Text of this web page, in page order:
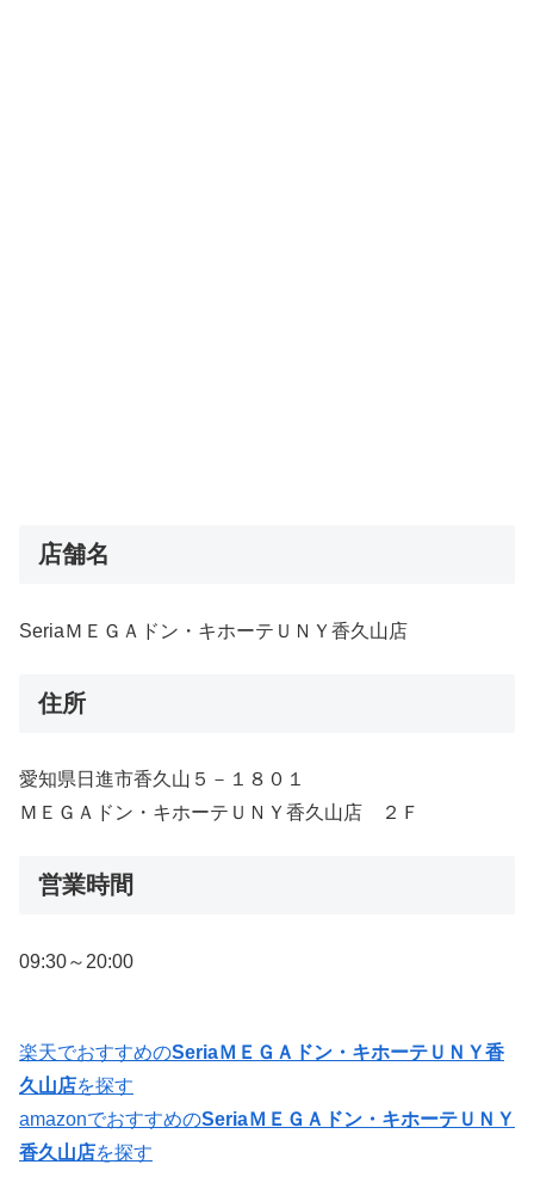
店舗名
SeriaＭＥＧＡドン・キホーテＵＮＹ香久山店
住所
愛知県日進市香久山５－１８０１
ＭＥＧＡドン・キホーテＵＮＹ香久山店 ２Ｆ
営業時間
09:30～20:00
楽天でおすすめのSeriaＭＥＧＡドン・キホーテＵＮＹ香
久山店を探す
amazonでおすすめのSeriaＭＥＧＡドン・キホーテＵＮＹ
香久山店を探す